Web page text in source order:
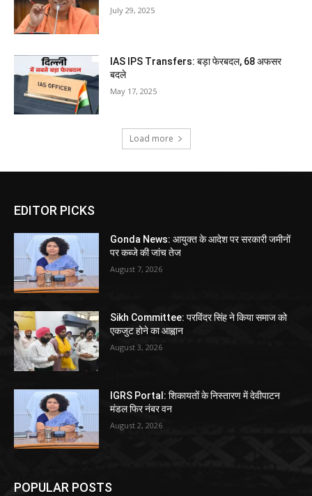
July 29, 2025
IAS IPS Transfers: बड़ा फेरबदल, 68 अफसर
बदले
May 17, 2025
Load more
EDITOR PICKS
Gonda News: आयुक्त के आदेश पर सरकारी जमीनों
पर कब्जे की जांच तेज
August 7, 2026
Sikh Committee: परविंदर सिंह ने किया समाज को
एकजुट होने का आह्वान
August 3, 2026
IGRS Portal: शिकायतों के निस्तारण में देवीपाटन
मंडल फिर नंबर वन
August 2, 2026
POPULAR POSTS